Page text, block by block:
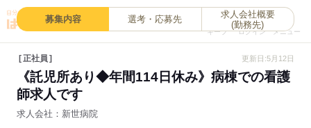
キープ
0
ログイン メニュー
募集内容 選考・応募先
求人会社概要
(勤務先)
正社員 更新日:5月12日
《託児所あり◆年間114日休み》病棟での看護
師求人です
求人会社 新世病院